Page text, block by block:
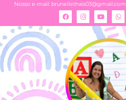
Nosso e-mail: brunellethais03@gmail.com